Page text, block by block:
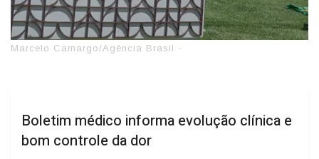
Marcelo Camargo/Agência Brasil -
Boletim médico informa evolução clínica e
bom controle da dor